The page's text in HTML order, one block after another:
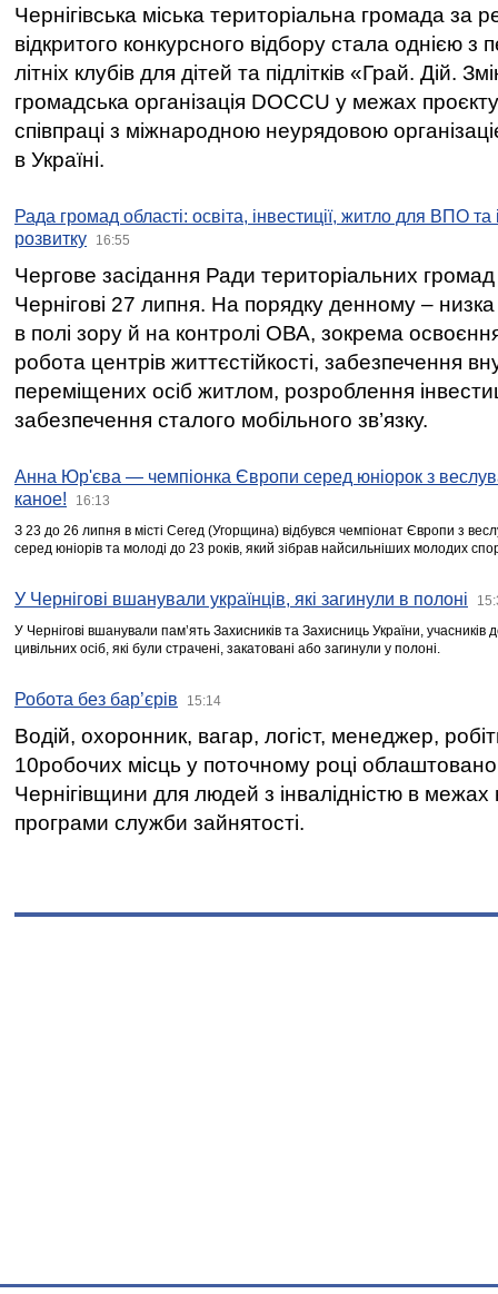
Чернігівська міська територіальна громада за
відкритого конкурсного відбору стала однією
літніх клубів для дітей та підлітків «Грай. Дій.
громадська організація DOCCU у межах
співпраці з міжнародною неурядовою
в Україні.
Рада громад області: освіта, інвестиції, житло для ВПО
розвитку
16:55
Чергове засідання Ради територіальних громад
Чернігові 27 липня. На порядку денному –
в полі зору й на контролі ОВА, зокрема освоєння
робота центрів життєстійкості, забезпечення
переміщених осіб житлом, розроблення
забезпечення сталого мобільного зв’язку.
Анна Юр'єва — чемпіонка Європи серед юніорок з
каное!
16:13
З 23 до 26 липня в місті Сегед (Угорщина) відбувся чемпіонат Європи з
серед юніорів та молоді до 23 років, який зібрав найсильніших молодих
У Чернігові вшанували українців, які загинули в полоні
У Чернігові вшанували пам’ять Захисників та Захисниць України,
цивільних осіб, які були страчені, закатовані або загинули у полоні.
Робота без бар’єрів 15:14
Водій, охоронник, вагар, логіст, менеджер,
10робочих місць у поточному році
Чернігівщини для людей з інвалідністю в межах
програми служби зайнятості.